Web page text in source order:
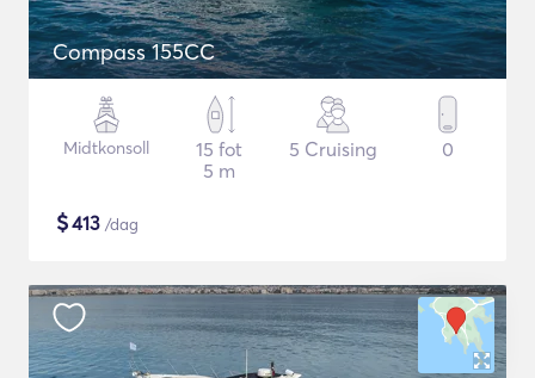
Compass 155CC
Midtkonsoll
15 fot
5 m
5 Cruising 0
$413 /dag